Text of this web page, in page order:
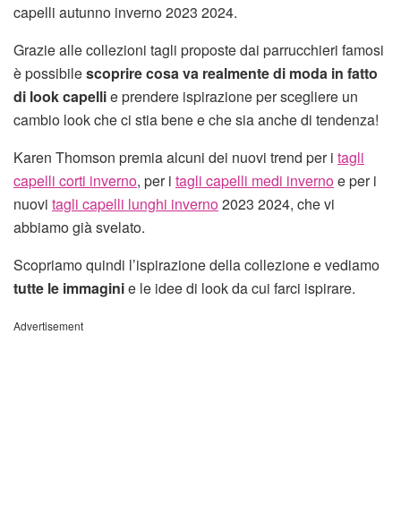
capelli autunno inverno 2023 2024.
Grazie alle collezioni tagli proposte dai parrucchieri famosi
è possibilescoprire cosa va realmente di moda in fatto
di look capellie prendere ispirazione per scegliere un
cambio look che ci stia bene e che sia anche di tendenza!
Karen Thomson premia alcuni dei nuovi trend per i tagli
capelli corti inverno, per i tagli capelli medi invernoe per i
nuovi tagli capelli lunghi inverno2023 2024, che vi
abbiamo già svelato.
Scopriamo quindi l’ispirazione della collezione e vediamo
tutte le immaginie le idee di look da cui farci ispirare.
Advertisement